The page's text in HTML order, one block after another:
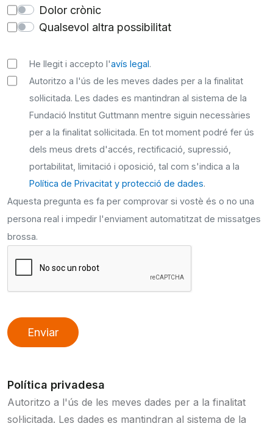
Dolor crònic
Qualsevol altra possibilitat
He llegit i accepto l'avís legal.
Autoritzo a l'ús de les meves dades per a la finalitat
sol·licitada. Les dades es mantindran al sistema de la
Fundació Institut Guttmann mentre siguin necessàries
per a la finalitat sol·licitada. En tot moment podré fer ús
dels meus drets d'accés, rectificació, supressió,
portabilitat, limitació i oposició, tal com s'indica a la
Política de Privacitat y protecció de dades.
Aquesta pregunta es fa per comprovar si vostè és o no una
persona real i impedir l'enviament automatitzat de missatges
brossa.
Enviar
Política privadesa
Autoritzo a l'ús de les meves dades per a la finalitat
sol·licitada. Les dades es mantindran al sistema de la